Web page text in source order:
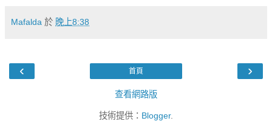
Mafalda 於 晚上8:38
‹ ›
首頁
查看網路版
技術提供： Blogger.